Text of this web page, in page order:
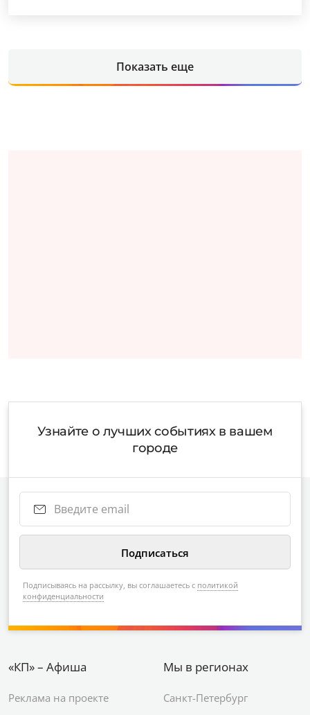
Показать еще
Узнайте о лучших событиях в вашем
городе
Подписываясь на рассылку, вы соглашаетесь с политикой
конфиденциальности
«КП» – Афиша
Реклама на проекте
Мы в регионах
Санкт-Петербург